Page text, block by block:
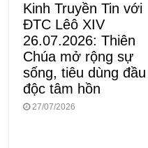
Kinh Truyền Tin với
ĐTC Lêô XIV
26.07.2026: Thiên
Chúa mở rộng sự
sống, tiêu dùng đầu
độc tâm hồn
27/07/2026